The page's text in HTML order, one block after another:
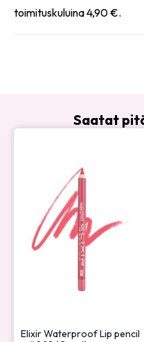
toimituskuluina 4,90 €.
Saatat
Elixir Waterproof Lip pencil